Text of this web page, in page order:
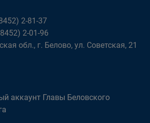
2-81-37
2-01-96
обл., г. Белово, ул. Советская, 21
аккаунт Главы Беловского